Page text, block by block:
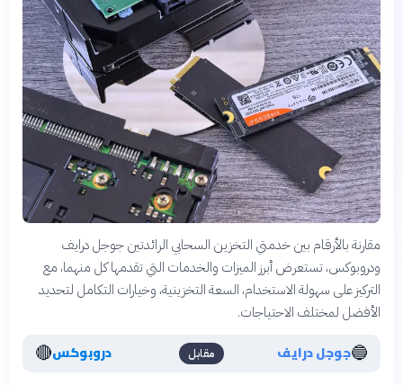
مقارنة بالأرقام بين خدمتي التخزين السحابي الرائدتين جوجل درايف
ودروبوكس، تستعرض أبرز الميزات والخدمات التي تقدمها كل منهما، مع
التركيز على سهولة الاستخدام، السعة التخزينية، وخيارات التكامل لتحديد
الأفضل لمختلف الاحتياجات.
🔵جوجل درايف مقابل دروبوكس🔴